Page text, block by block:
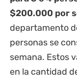
$200.000 por
departamento
personas se
semana. Estos
en la cantidad